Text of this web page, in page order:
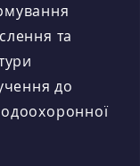
та
до